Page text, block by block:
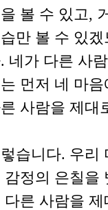
볼 수 있고,
만 볼 수 있
네가 다른 사
먼저 네 마
사람을 제대
습니다. 우리
감정의 은칠을
다른 사람을